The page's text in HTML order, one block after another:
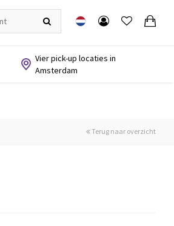
Vier pick-up locaties in
Amsterdam
Terug naar overzicht